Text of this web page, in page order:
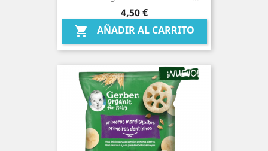
Precio
4,50 €
 AÑADIR AL CARRITO